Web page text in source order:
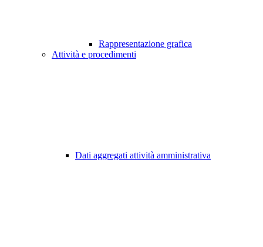
Rappresentazione grafica
Attività e procedimenti
Dati aggregati attività amministrativa